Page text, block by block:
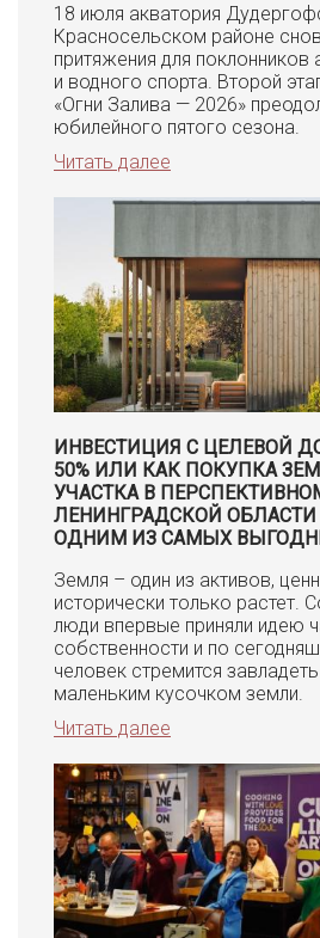
18 июля акватория
Красносельском районе
притяжения для поклонников
и водного спорта. Второй
«Огни Залива — 2026»
юбилейного пятого сезона.
Читать далее
ИНВЕСТИЦИЯ С ЦЕЛЕВОЙ
50% ИЛИ КАК ПОКУПКА
УЧАСТКА В
ЛЕНИНГРАДСКОЙ ОБЛАСТИ
ОДНИМ ИЗ САМЫХ
Земля – один из активов,
исторически только растет.
люди впервые приняли идею
собственности и по
человек стремится
маленьким кусочком земли.
Читать далее